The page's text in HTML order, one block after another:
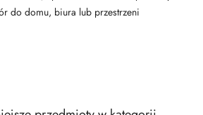
do domu, biura lub przestrzeni